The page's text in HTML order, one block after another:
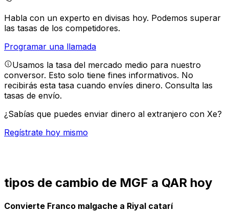
Habla con un experto en divisas hoy. Podemos superar
las tasas de los competidores.
Programar una llamada
Usamos la tasa del mercado medio para nuestro
conversor. Esto solo tiene fines informativos. No
recibirás esta tasa cuando envíes dinero. Consulta las
tasas de envío.
¿Sabías que puedes enviar dinero al extranjero con Xe?
Regístrate hoy mismo
tipos de cambio de MGF a QAR hoy
Convierte Franco malgache a Riyal catarí